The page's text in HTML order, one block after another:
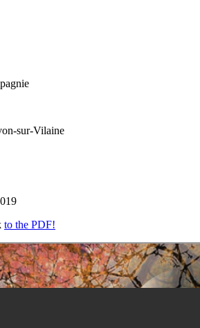
sur-Vilaine
to the PDF!